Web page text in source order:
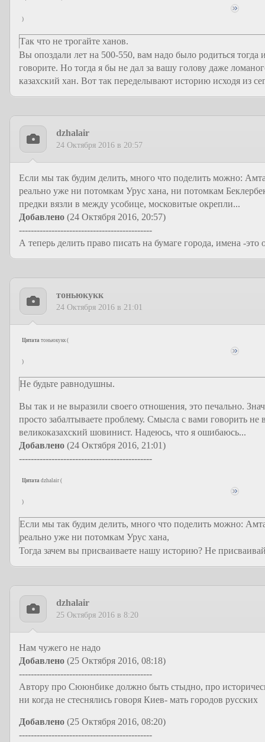
)
Так что не трогайте ханов.
Вы опоздали лет на 500-550, вам надо было родиться
говорите. Но тогда я бы не дал за вашу голову даже
казахский хан. Вот так переделывают историю исходя из
dzhalair
24 Октября 2016 в 20:57
Если мы так будим делить, много что поделить можно:
реально уже ни потомкам Урус хана, ни потомкам
предки вязли в между усобице, московитые окрепли...
Добавлено (24 Октября 2016, 20:57)
---------------------------------------------
А теперь делить право писать на бумаге города, имена -это
тоньюкукк
24 Октября 2016 в 21:01
Цитата тоньюкукк (
)
Не будьте равнодушны.
Вы так и не выразили своего отношения, это печально.
просто забалтываете проблему. Смысла с вами говорить
великоказахский шовинист. Надеюсь, что я ошибаюсь...
Добавлено (24 Октября 2016, 21:01)
---------------------------------------------
Цитата dzhalair (
)
Если мы так будим делить, много что поделить можно:
реально уже ни потомкам Урус хана,
Тогда зачем вы присваиваете нашу историю? Не
dzhalair
25 Октября 2016 в 8:20
Нам чужего не надо
Добавлено (25 Октября 2016, 08:18)
---------------------------------------------
Автору про Сююнбике должно быть стыдно, про
ни когда не стеснялись говоря Киев- мать городов русских
Добавлено (25 Октября 2016, 08:20)
---------------------------------------------